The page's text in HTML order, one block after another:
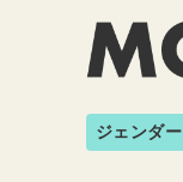
ジェンダー